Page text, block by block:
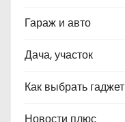
Гараж и авто
Дача, участок
Как выбрать гаджет